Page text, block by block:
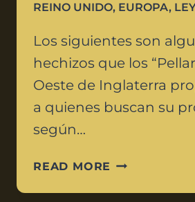
REINO UNIDO, EUROPA,
Los siguientes son
hechizos que los
Oeste de Inglaterra
a quienes buscan su
según…
READ MORE